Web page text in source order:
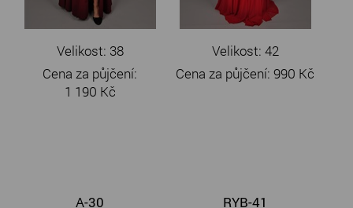
Velikost: 38
Cena za půjčení:
1 190 Kč
Velikost: 42
Cena za půjčení:990 Kč
A-30 RYB-41